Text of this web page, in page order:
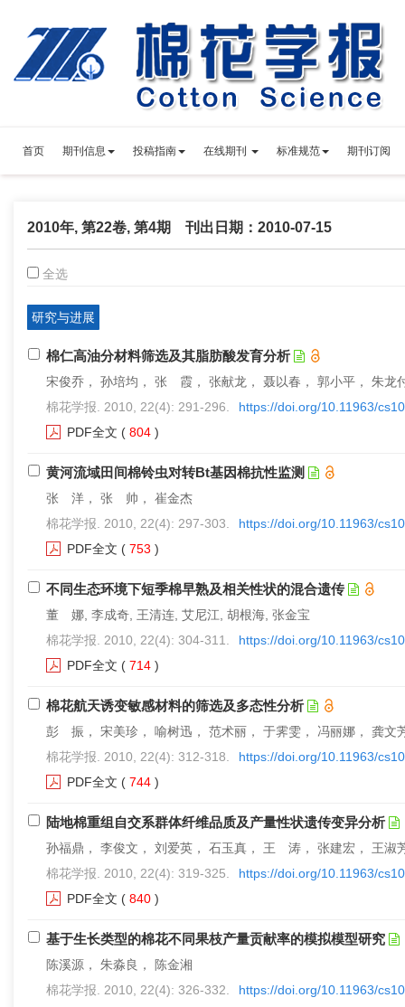
首页 期刊信息 投稿指南 在线期刊 标准规范 期刊订阅
2010年, 第22卷, 第4期 刊出日期：2010-07-15
全选
研究与进展
棉仁高油分材料筛选及其脂肪酸发育分析
宋俊乔， 孙培均， 张 霞， 张献龙， 聂以春， 郭小平， 朱龙
棉花学报. 2010, 22(4): 291-296.
https://doi.org/10.11963/
PDF全文 ( 804 )
黄河流域田间棉铃虫对转Bt基因棉抗性监测
张 洋， 张 帅， 崔金杰
棉花学报. 2010, 22(4): 297-303.
https://doi.org/10.11963/
PDF全文 ( 753 )
不同生态环境下短季棉早熟及相关性状的混合遗传
董 娜, 李成奇, 王清连, 艾尼江, 胡根海, 张金宝
棉花学报. 2010, 22(4): 304-311.
https://doi.org/10.11963/
PDF全文 ( 714 )
棉花航天诱变敏感材料的筛选及多态性分析
彭 振， 宋美珍， 喻树迅， 范术丽， 于霁雯， 冯丽娜， 龚文
棉花学报. 2010, 22(4): 312-318.
https://doi.org/10.11963/
PDF全文 ( 744 )
陆地棉重组自交系群体纤维品质及产量性状遗传变异分析
孙福鼎， 李俊文， 刘爱英， 石玉真， 王 涛， 张建宏， 王淑
棉花学报. 2010, 22(4): 319-325.
https://doi.org/10.11963/
PDF全文 ( 840 )
基于生长类型的棉花不同果枝产量贡献率的模拟模型研究
陈溪源， 朱淼良， 陈金湘
棉花学报. 2010, 22(4): 326-332.
https://doi.org/10.11963/